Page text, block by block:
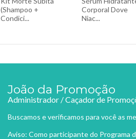
(Shampoo +
Condici...
Corporal Dove
Niac...
João da Promoção
Administrador / Caçador de
Buscamos e verificamos para você as
Aviso: Como participante do Programa